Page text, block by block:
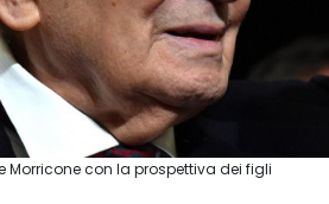
Morricone con la prospettiva dei figli